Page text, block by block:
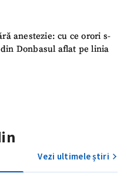
anestezie: cu ce orori s-
Donbasul aflat pe linia
Vezi ultimele știri